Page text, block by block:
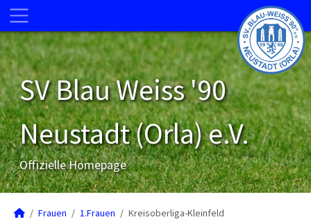
SV Blau Weiss '90
Neustadt (Orla) e.V.
Offizielle Homepage
Frauen 1.Frauen Kreisoberliga-Kleinfeld